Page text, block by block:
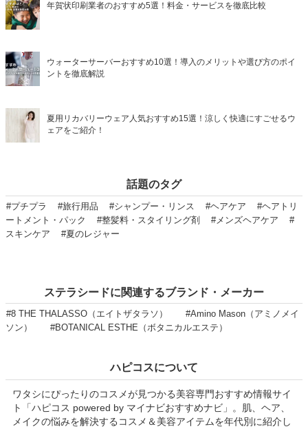
年賀状印刷業者のおすすめ5選！料金・サービスを徹底比較
ウォーターサーバーおすすめ10選！導入のメリットや選び方のポイ
ントを徹底解説
夏用リカバリーウェア人気おすすめ15選！涼しく快適にすごせるウ
ェアをご紹介！
話題のタグ
#プチプラ #旅行用品 #シャンプー・リンス #ヘアケア
#ヘアトリ
ートメント・パック
#整髪料・スタイリング剤 #メンズヘアケア
#
スキンケア
#夏のレジャー
ステラシードに関連するブランド・メーカー
#8 THE THALASSO（エイトザタラソ）
#Amino Mason（アミノメイ
ソン）
#BOTANICAL ESTHE（ボタニカルエステ）
ハピコスについて
ワタシにぴったりのコスメが見つかる美容専門おすすめ情報サイ
ト「ハピコス powered by マイナビおすすめナビ」。肌、ヘア、
メイクの悩みを解決するコスメ＆美容アイテムを年代別に紹介し